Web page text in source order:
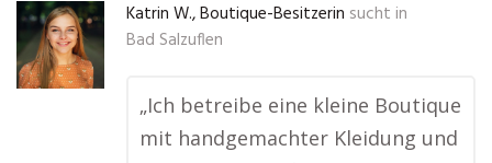
Katrin W., Boutique-Besitzerin sucht in
Bad Salzuflen
„Ich betreibe eine kleine Boutique
mit handgemachter Kleidung und